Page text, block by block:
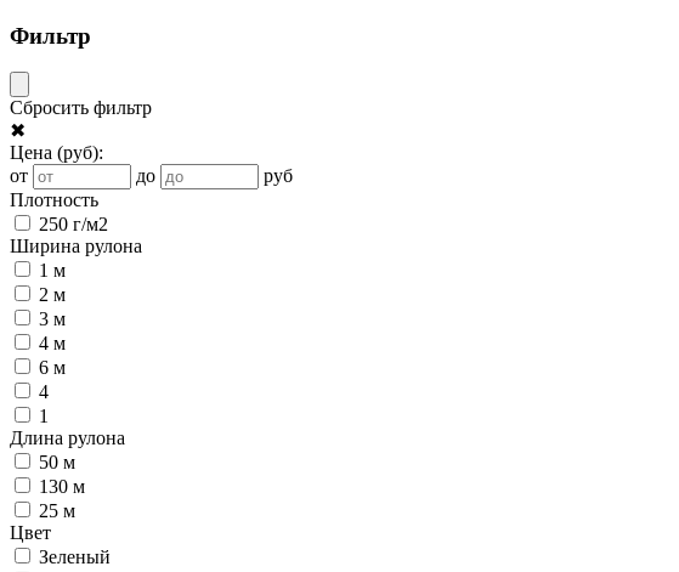
Фильтр
Сбросить фильтр
✖
Цена (руб):
от
до
руб
Плотность
250 г/м2
Ширина рулона
1 м
2 м
3 м
4 м
6 м
4
1
Длина рулона
50 м
130 м
25 м
Цвет
Зеленый